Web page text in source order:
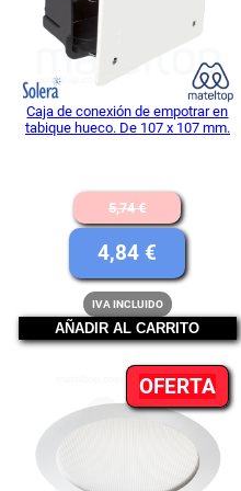
Caja de conexión de empotrar en
tabique hueco. De 107 x 107 mm.
5,74€
El
precio
original
era:
5,74 €.
4,84€
El
precio
actual
es:
4,84 €.
IVA INCLUIDO
AÑADIR AL CARRITO
OFERTA
EN